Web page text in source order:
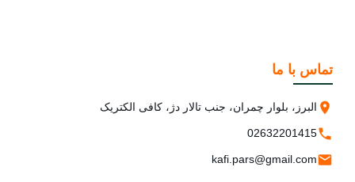
تماس با ما
البرز، بلوار چمران، جنب تالار دژ، کافی الکتریک
02632201415
kafi.pars@gmail.com